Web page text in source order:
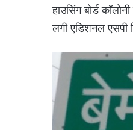
हाउसिंग बोर्ड
लगी एडिशनल एसपी